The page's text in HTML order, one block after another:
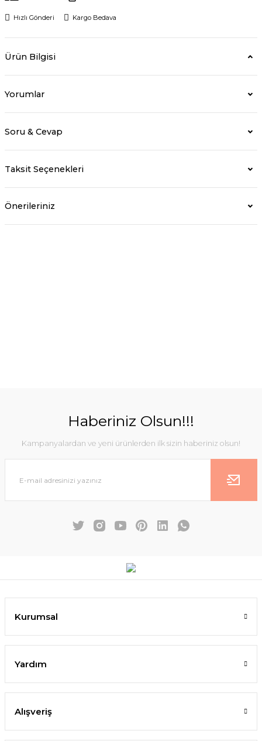
Hızlı Gönderi Kargo Bedava
Ürün Bilgisi
Yorumlar
Soru & Cevap
Taksit Seçenekleri
Önerileriniz
Haberiniz Olsun!!!
Kampanyalardan ve yeni ürünlerden ilk sizin haberiniz olsun!
Kurumsal
Yardım
Alışveriş